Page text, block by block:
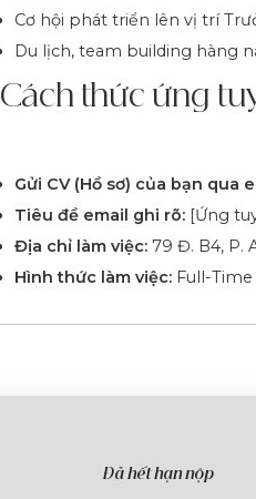
Cơ hội phát triển lên vị trí
Du lịch, team building hàng
Cách thức ứng
Gửi CV (Hồ sơ) của bạn qua
Tiêu đề email ghi rõ: [Ứng
Địa chỉ làm việc: 79 Đ. B4, P.
Hình thức làm việc: Full-Time
Đã hết hạn nộp